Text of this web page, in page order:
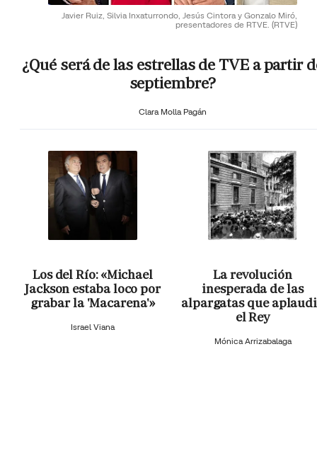
Javier Ruiz, Silvia Inxaturrondo, Jesús Cintora y Gonzalo Miró,
presentadores de RTVE. (RTVE)
¿Qué será de las estrellas de TVE a partir
septiembre?
Clara Molla Pagán
Los del Río: «Michael
Jackson estaba loco por
grabar la 'Macarena'»
Israel Viana
La revolución
inesperada de las
alpargatas que
el Rey
Mónica Arrizabalaga